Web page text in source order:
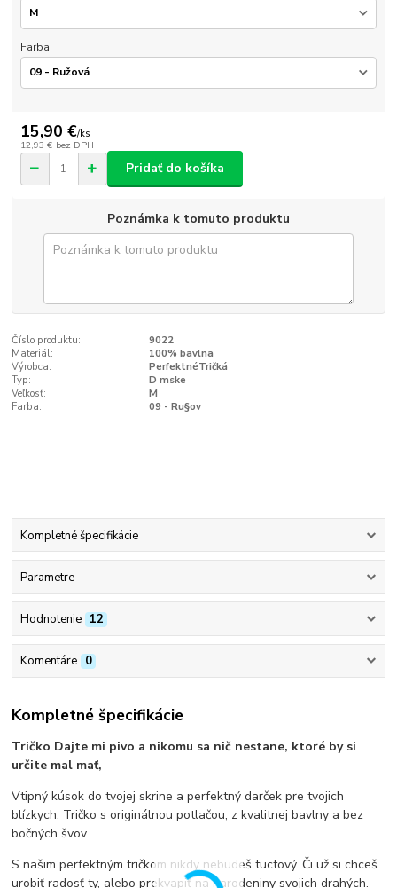
Farba
15,90 €/ks
12,93 € bez DPH
Pridať do košíka
Poznámka k tomuto produktu
Číslo produktu:
9022
Materiál:
100% bavlna
Výrobca:
PerfektnéTričká
Typ:
D mske
Veľkosť:
M
Farba:
09 - Ru§ov
Kompletné špecifikácie
Parametre
Hodnotenie 12
Komentáre 0
Kompletné špecifikácie
Tričko Dajte mi pivo a nikomu sa nič nestane, ktoré by si
určite mal mať,
Vtipný kúsok do tvojej skrine a perfektný darček pre tvojich
blízkych. Tričko s originálnou potlačou, z kvalitnej bavlny a bez
bočných švov.
S našim perfektným tričkom nikdy nebudeš tuctový. Či už si chceš
urobiť radosť ty, alebo prekvapiť na narodeniny svojich drahých.